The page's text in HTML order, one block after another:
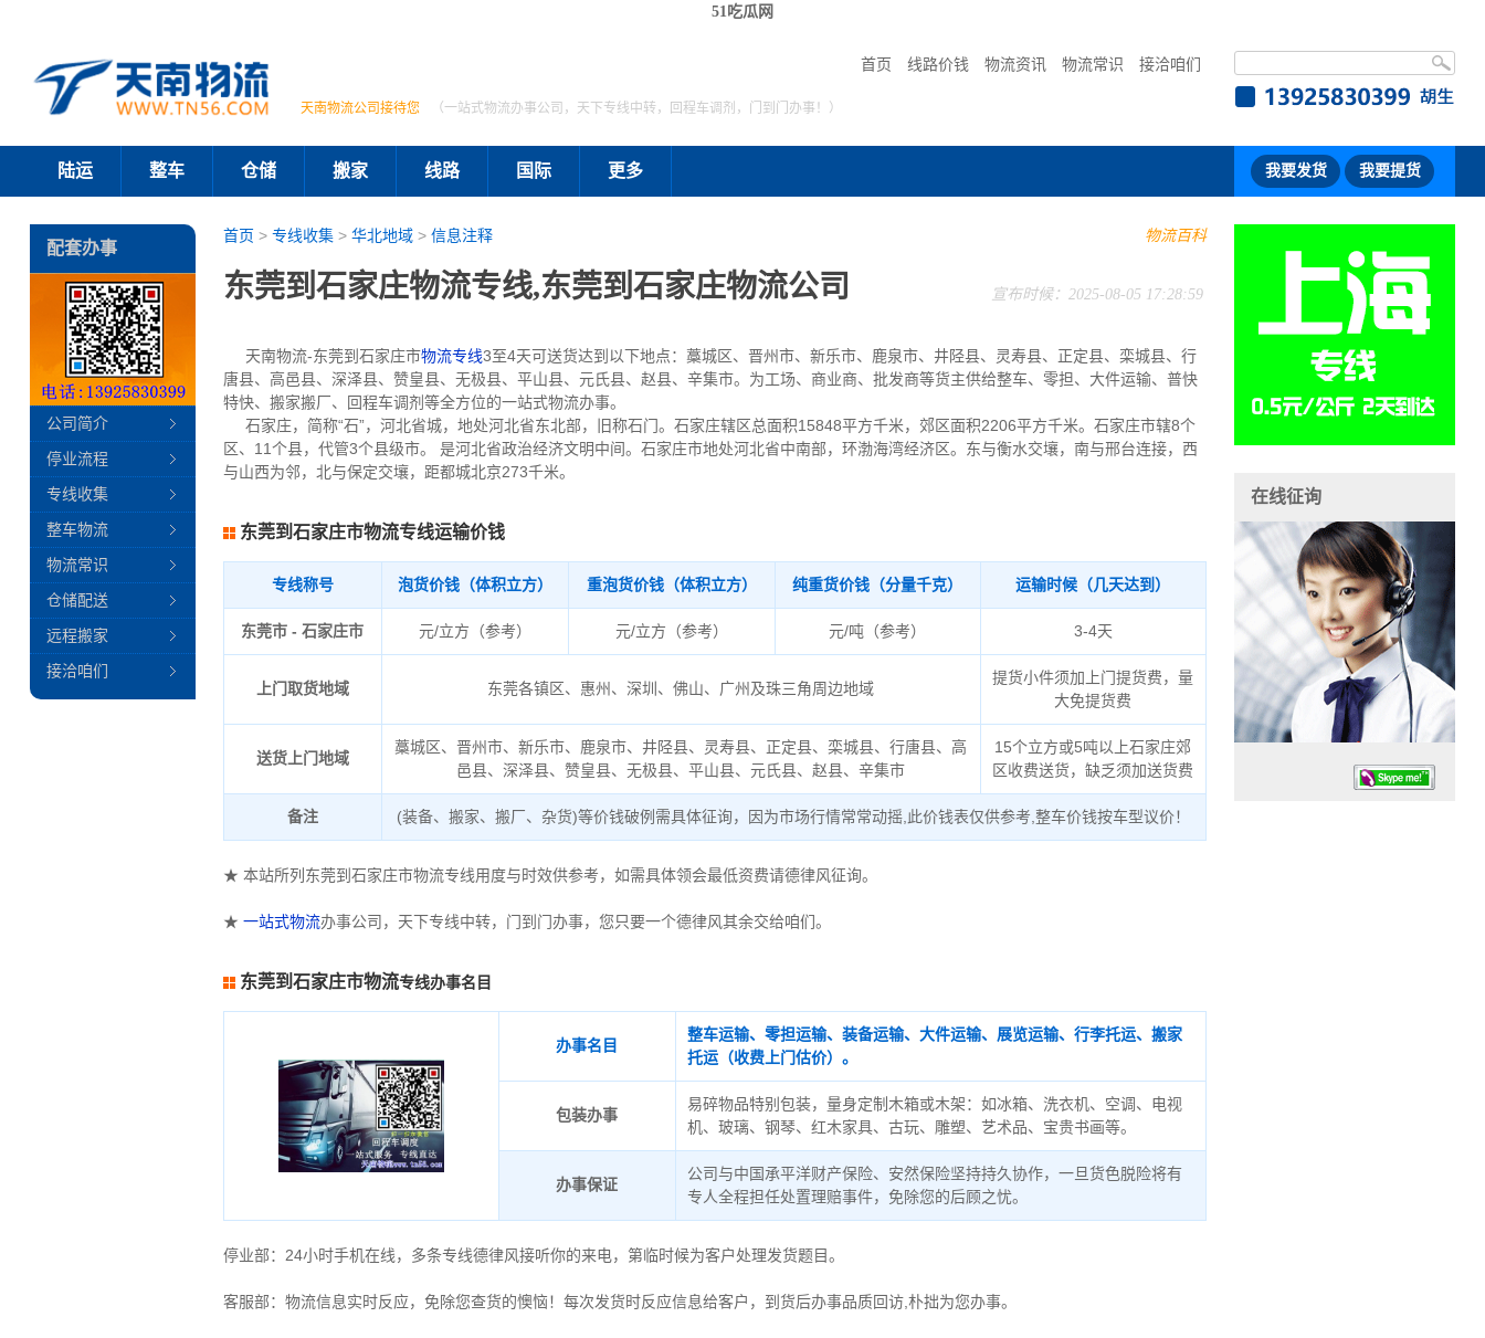
51吃瓜网
首页 线路价钱 物流资讯 物流常识 接洽咱们
天南物流公司接待您 （一站式物流办事公司，天下专线中转，回程车调剂，门到门办事！）
陆运 整车 仓储 搬家 线路 国际 更多 我要发货 我要提货
物流百科
首页 > 专线收集> 华北地域> 信息注释
东莞到石家庄物流专线,东莞到石家庄物流公司 宣布时候：2025-08-05 17:28:59
天南物流-东莞到石家庄市物流专线3至4天可送货达到以下地点：藁城区、晋州市、新乐市、鹿泉市、井陉县、灵寿县、正定县、栾城县、行
唐县、高邑县、深泽县、赞皇县、无极县、平山县、元氏县、赵县、辛集市。为工场、商业商、批发商等货主供给整车、零担、大件运输、普快
特快、搬家搬厂、回程车调剂等全方位的一站式物流办事。
石家庄，简称“石”，河北省城，地处河北省东北部，旧称石门。石家庄辖区总面积15848平方千米，郊区面积2206平方千米。石家庄市辖8个
区、11个县，代管3个县级市。 是河北省政治经济文明中间。石家庄市地处河北省中南部，环渤海湾经济区。东与衡水交壤，南与邢台连接，西
与山西为邻，北与保定交壤，距都城北京273千米。
东莞到石家庄市物流专线运输价钱
专线称号 泡货价钱（体积立方） 重泡货价钱（体积立方） 纯重货价钱（分量千克） 运输时候（几天达到）
东莞市 - 石家庄市 元/立方（参考） 元/立方（参考） 元/吨（参考） 3-4天
上门取货地域 东莞各镇区、惠州、深圳、佛山、广州及珠三角周边地域
提货小件须加上门提货费，量
大免提货费
送货上门地域
藁城区、晋州市、新乐市、鹿泉市、井陉县、灵寿县、正定县、栾城县、行唐县、高
邑县、深泽县、赞皇县、无极县、平山县、元氏县、赵县、辛集市
15个立方或5吨以上石家庄郊
区收费送货，缺乏须加送货费
备注 (装备、搬家、搬厂、杂货)等价钱破例需具体征询，因为市场行情常常动摇,此价钱表仅供参考,整车价钱按车型议价！
★ 本站所列东莞到石家庄市物流专线用度与时效供参考，如需具体领会最低资费请德律风征询。
★ 一站式物流办事公司，天下专线中转，门到门办事，您只要一个德律风其余交给咱们。
东莞到石家庄市物流专线办事名目
办事名目
整车运输、零担运输、装备运输、大件运输、展览运输、行李托运、搬家
托运（收费上门估价）。
包装办事
易碎物品特别包装，量身定制木箱或木架：如冰箱、洗衣机、空调、电视
机、玻璃、钢琴、红木家具、古玩、雕塑、艺术品、宝贵书画等。
办事保证
公司与中国承平洋财产保险、安然保险坚持持久协作，一旦货色脱险将有
专人全程担任处置理赔事件，免除您的后顾之忧。
停业部：24小时手机在线，多条专线德律风接听你的来电，第临时候为客户处理发货题目。
客服部：物流信息实时反应，免除您查货的懊恼！每次发货时反应信息给客户，到货后办事品质回访,朴拙为您办事。
配套办事
公司简介
停业流程
专线收集
整车物流
物流常识
仓储配送
远程搬家
接洽咱们
在线征询